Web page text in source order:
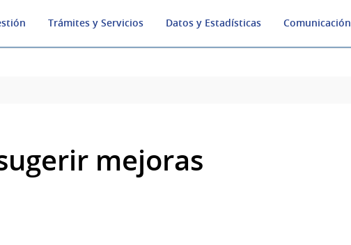
Trámites y Servicios Datos y Estadísticas Comunicación
mejoras